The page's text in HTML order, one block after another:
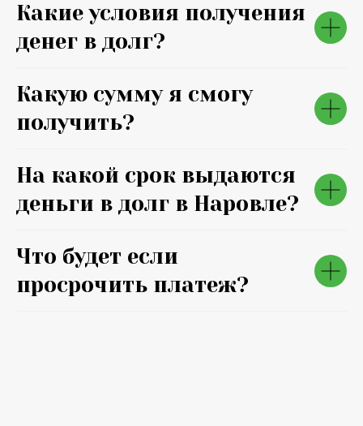
Какие условия получения
денег в долг?
Какую сумму я смогу
получить?
На какой срок выдаются
деньги в долг в Наровле?
Что будет если
просрочить платеж?